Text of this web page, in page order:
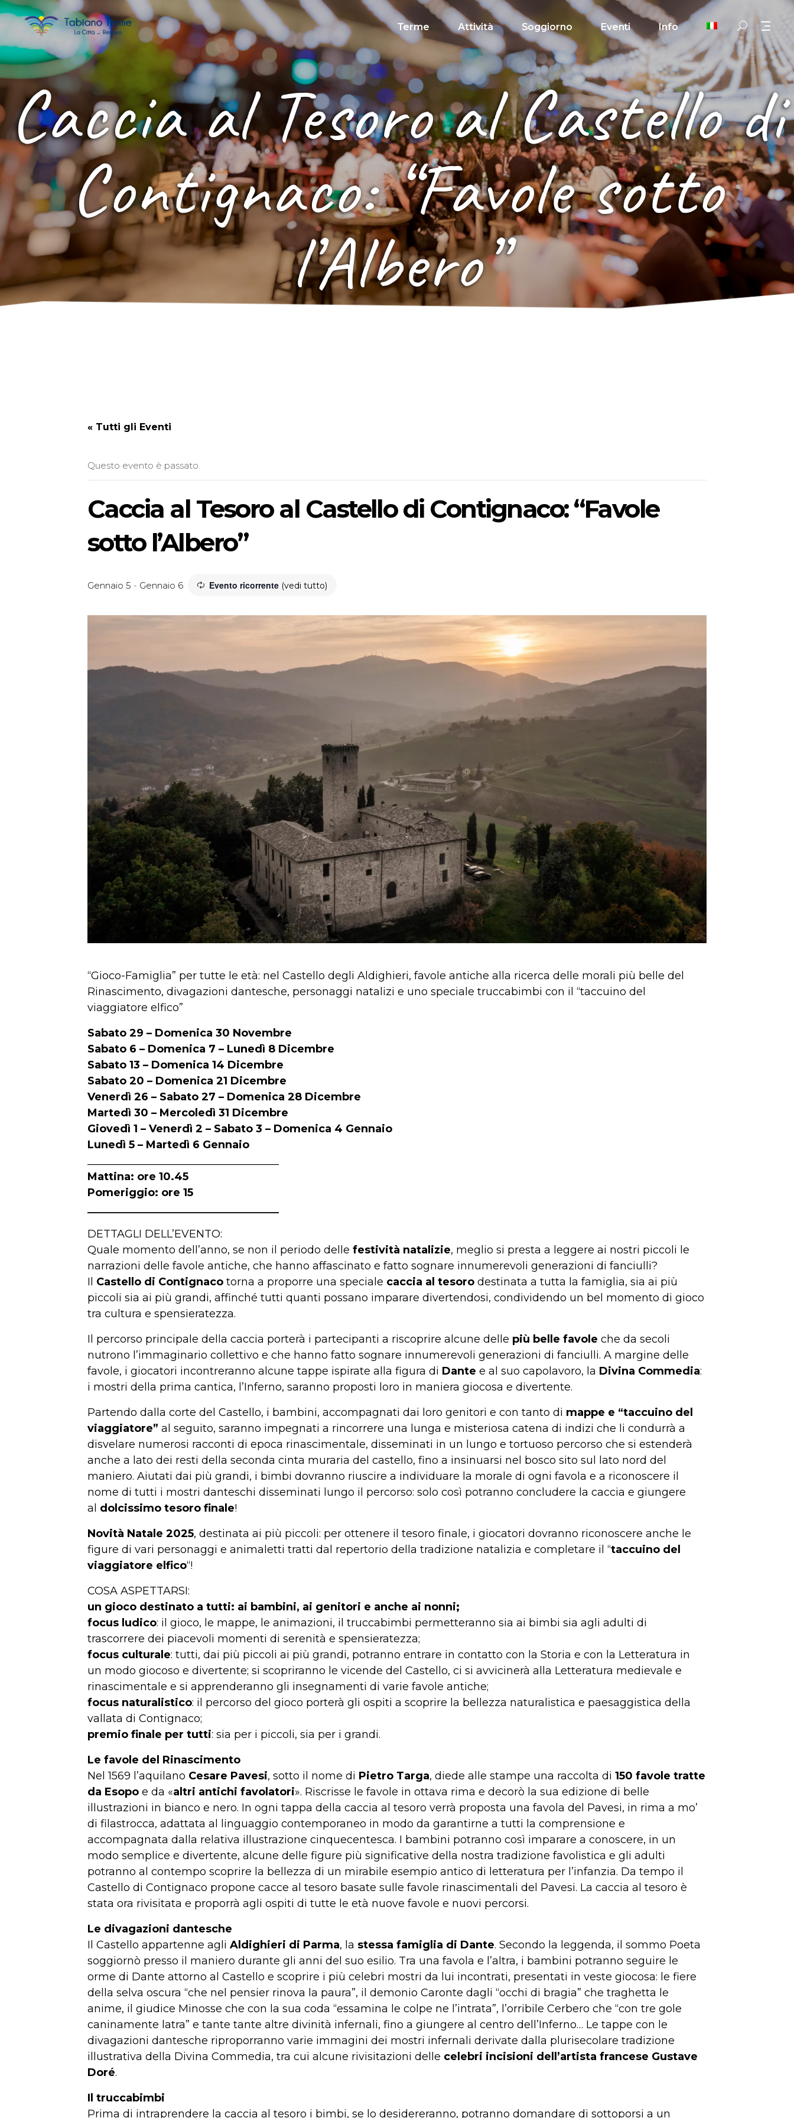
Terme Attività Soggiorno Eventi Info
Caccia al Tesoro al Castello di
Contignaco: “Favole sotto
l’Albero”
« Tutti gli Eventi
Questo evento è passato.
Caccia al Tesoro al Castello di Contignaco: “Favole
sotto l’Albero”
Gennaio 5 - Gennaio 6 Evento ricorrente (vedi tutto)
“Gioco-Famiglia” per tutte le età: nel Castello degli Aldighieri, favole antiche alla ricerca delle morali più belle del
Rinascimento, divagazioni dantesche, personaggi natalizi e uno speciale truccabimbi con il “taccuino del
viaggiatore elfico”
Sabato 29 – Domenica 30 Novembre
Sabato 6 – Domenica 7 – Lunedì 8 Dicembre
Sabato 13 – Domenica 14 Dicembre
Sabato 20 – Domenica 21 Dicembre
Venerdì 26 – Sabato 27 – Domenica 28 Dicembre
Martedì 30 – Mercoledì 31 Dicembre
Giovedì 1 – Venerdì 2 – Sabato 3 – Domenica 4 Gennaio
Lunedì 5 – Martedì 6 Gennaio
Mattina: ore 10.45
Pomeriggio: ore 15
DETTAGLI DELL’EVENTO:
Quale momento dell’anno, se non il periodo delle festività natalizie, meglio si presta a leggere ai nostri piccoli le
narrazioni delle favole antiche, che hanno affascinato e fatto sognare innumerevoli generazioni di fanciulli?
Il Castello di Contignaco torna a proporre una speciale caccia al tesoro destinata a tutta la famiglia, sia ai più
piccoli sia ai più grandi, affinché tutti quanti possano imparare divertendosi, condividendo un bel momento di gioco
tra cultura e spensieratezza.
Il percorso principale della caccia porterà i partecipanti a riscoprire alcune delle più belle favole che da secoli
nutrono l’immaginario collettivo e che hanno fatto sognare innumerevoli generazioni di fanciulli. A margine delle
favole, i giocatori incontreranno alcune tappe ispirate alla figura di Dante e al suo capolavoro, la Divina Commedia:
i mostri della prima cantica, l’Inferno, saranno proposti loro in maniera giocosa e divertente.
Partendo dalla corte del Castello, i bambini, accompagnati dai loro genitori e con tanto di mappe e “taccuino del
viaggiatore” al seguito, saranno impegnati a rincorrere una lunga e misteriosa catena di indizi che li condurrà a
disvelare numerosi racconti di epoca rinascimentale, disseminati in un lungo e tortuoso percorso che si estenderà
anche a lato dei resti della seconda cinta muraria del castello, fino a insinuarsi nel bosco sito sul lato nord del
maniero. Aiutati dai più grandi, i bimbi dovranno riuscire a individuare la morale di ogni favola e a riconoscere il
nome di tutti i mostri danteschi disseminati lungo il percorso: solo così potranno concludere la caccia e giungere
al dolcissimo tesoro finale!
Novità Natale 2025, destinata ai più piccoli: per ottenere il tesoro finale, i giocatori dovranno riconoscere anche le
figure di vari personaggi e animaletti tratti dal repertorio della tradizione natalizia e completare il “taccuino del
viaggiatore elfico“!
COSA ASPETTARSI:
un gioco destinato a tutti: ai bambini, ai genitori e anche ai nonni;
focus ludico: il gioco, le mappe, le animazioni, il truccabimbi permetteranno sia ai bimbi sia agli adulti di
trascorrere dei piacevoli momenti di serenità e spensieratezza;
focus culturale: tutti, dai più piccoli ai più grandi, potranno entrare in contatto con la Storia e con la Letteratura in
un modo giocoso e divertente; si scopriranno le vicende del Castello, ci si avvicinerà alla Letteratura medievale e
rinascimentale e si apprenderanno gli insegnamenti di varie favole antiche;
focus naturalistico: il percorso del gioco porterà gli ospiti a scoprire la bellezza naturalistica e paesaggistica della
vallata di Contignaco;
premio finale per tutti: sia per i piccoli, sia per i grandi.
Le favole del Rinascimento
Nel 1569 l’aquilano Cesare Pavesi, sotto il nome di Pietro Targa, diede alle stampe una raccolta di 150 favole tratte
da Esopo e da «altri antichi favolatori». Riscrisse le favole in ottava rima e decorò la sua edizione di belle
illustrazioni in bianco e nero. In ogni tappa della caccia al tesoro verrà proposta una favola del Pavesi, in rima a mo’
di filastrocca, adattata al linguaggio contemporaneo in modo da garantirne a tutti la comprensione e
accompagnata dalla relativa illustrazione cinquecentesca. I bambini potranno così imparare a conoscere, in un
modo semplice e divertente, alcune delle figure più significative della nostra tradizione favolistica e gli adulti
potranno al contempo scoprire la bellezza di un mirabile esempio antico di letteratura per l’infanzia. Da tempo il
Castello di Contignaco propone cacce al tesoro basate sulle favole rinascimentali del Pavesi. La caccia al tesoro è
stata ora rivisitata e proporrà agli ospiti di tutte le età nuove favole e nuovi percorsi.
Le divagazioni dantesche
Il Castello appartenne agli Aldighieri di Parma, la stessa famiglia di Dante. Secondo la leggenda, il sommo Poeta
soggiornò presso il maniero durante gli anni del suo esilio. Tra una favola e l’altra, i bambini potranno seguire le
orme di Dante attorno al Castello e scoprire i più celebri mostri da lui incontrati, presentati in veste giocosa: le fiere
della selva oscura “che nel pensier rinova la paura”, il demonio Caronte dagli “occhi di bragia” che traghetta le
anime, il giudice Minosse che con la sua coda “essamina le colpe ne l’intrata”, l’orribile Cerbero che “con tre gole
caninamente latra” e tante tante altre divinità infernali, fino a giungere al centro dell’Inferno… Le tappe con le
divagazioni dantesche riproporranno varie immagini dei mostri infernali derivate dalla plurisecolare tradizione
illustrativa della Divina Commedia, tra cui alcune rivisitazioni delle celebri incisioni dell’artista francese Gustave
Doré.
Il truccabimbi
Prima di intraprendere la caccia al tesoro i bimbi, se lo desidereranno, potranno domandare di sottoporsi a un